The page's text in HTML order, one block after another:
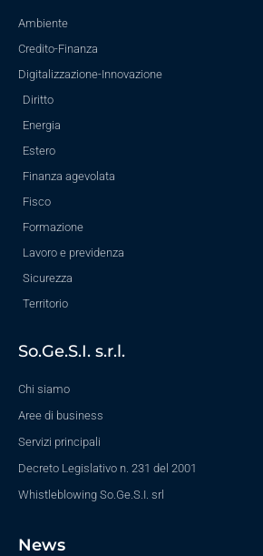
Ambiente
Credito-Finanza
Digitalizzazione-Innovazione
Diritto
Energia
Estero
Finanza agevolata
Fisco
Formazione
Lavoro e previdenza
Sicurezza
Territorio
So.Ge.S.I. s.r.l.
Chi siamo
Aree di business
Servizi principali
Decreto Legislativo n. 231 del 2001
Whistleblowing So.Ge.S.I. srl
News